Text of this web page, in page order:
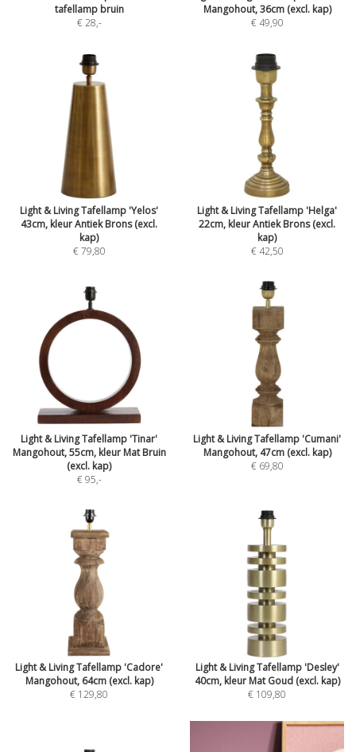
tafellamp bruin
€ 28,-
Mangohout, 36cm (excl. kap)
€ 49,90
Light & Living Tafellamp 'Yelos'
43cm, kleur Antiek Brons (excl.
kap)
€ 79,80
Light & Living Tafellamp 'Helga'
22cm, kleur Antiek Brons (excl.
kap)
€ 42,50
Light & Living Tafellamp 'Tinar'
Mangohout, 55cm, kleur Mat Bruin
(excl. kap)
€ 95,-
Light & Living Tafellamp 'Cumani'
Mangohout, 47cm (excl. kap)
€ 69,80
Light & Living Tafellamp 'Cadore'
Mangohout, 64cm (excl. kap)
€ 129,80
Light & Living Tafellamp 'Desley'
40cm, kleur Mat Goud (excl. kap)
€ 109,80